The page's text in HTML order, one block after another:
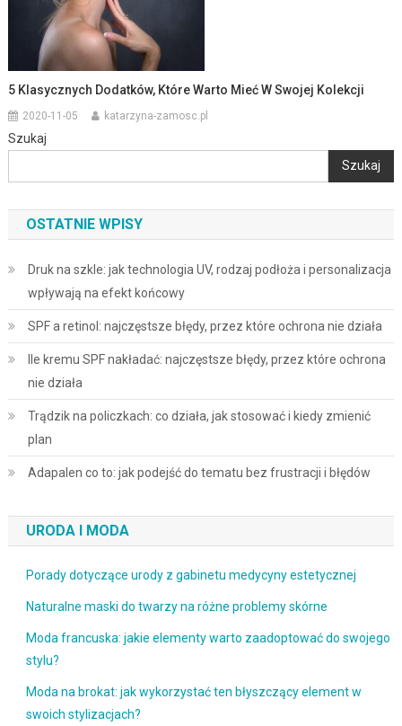
5 Klasycznych Dodatków, Które Warto Mieć W Swojej Kolekcji
2020-11-05 katarzyna-zamosc.pl
Szukaj
Szukaj
OSTATNIE WPISY
Druk na szkle: jak technologia UV, rodzaj podłoża i personalizacja
wpływają na efekt końcowy
SPF a retinol: najczęstsze błędy, przez które ochrona nie działa
Ile kremu SPF nakładać: najczęstsze błędy, przez które ochrona
nie działa
Trądzik na policzkach: co działa, jak stosować i kiedy zmienić
plan
Adapalen co to: jak podejść do tematu bez frustracji i błędów
URODA I MODA
Porady dotyczące urody z gabinetu medycyny estetycznej
Naturalne maski do twarzy na różne problemy skórne
Moda francuska: jakie elementy warto zaadoptować do swojego
stylu?
Moda na brokat: jak wykorzystać ten błyszczący element w
swoich stylizacjach?